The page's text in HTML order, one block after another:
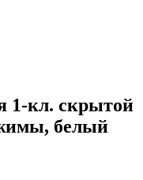
1-кл. скрытой
белый